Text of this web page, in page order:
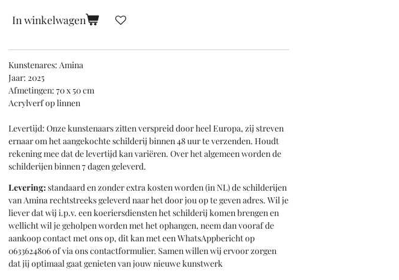
In winkelwagen
Kunstenares: Amina
Jaar: 2025
Afmetingen: 70 x 50 cm
Acrylverf op linnen
Levertijd: Onze kunstenaars zitten verspreid door heel Europa, zij streven
ernaar om het aangekochte schilderij binnen 48 uur te verzenden. Houdt
rekening mee dat de levertijd kan variëren. Over het algemeen worden de
schilderijen binnen 7 dagen geleverd.
Levering:standaard en zonder extra kosten worden (in NL) de schilderijen
van Amina rechtstreeks geleverd naar het door jou op te geven adres. Wil je
liever dat wij i.p.v. een koeriersdiensten het schilderij komen brengen en
wellicht wil je geholpen worden met het ophangen, neem dan vooraf de
aankoop contact met ons op, dit kan met een WhatsAppbericht op
0633624806 of via ons contactformulier. Samen willen wij ervoor zorgen
dat jij optimaal gaat genieten van jouw nieuwe kunstwerk